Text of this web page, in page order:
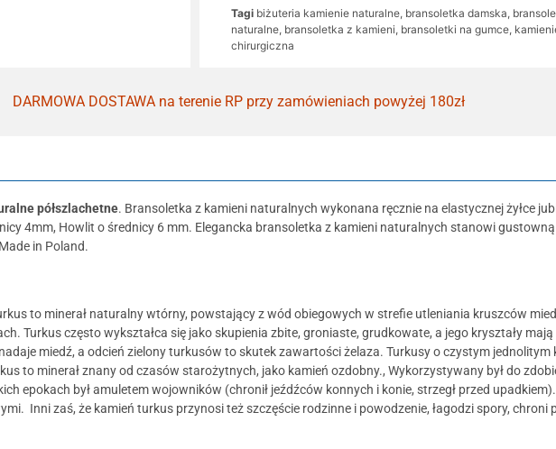
Tagi biżuteria kamienie naturalne bransoletka damska
naturalne bransoletka z kamieni bransoletki na gumce
chirurgiczna
DARMOWA DOSTAWA na terenie RP przy zamówieniach powyżej 180zł
półszlachetne. Bransoletka z kamieni naturalnych wykonana ręcznie na elastycznej żyłce
4mm, Howlit o średnicy 6 mm. Elegancka bransoletka z kamieni naturalnych stanowi
in Poland.
to minerał naturalny wtórny, powstający z wód obiegowych w strefie utleniania kruszców
Turkus często wykształca się jako skupienia zbite, groniaste, grudkowate, a jego kryształy
miedź, a odcień zielony turkusów to skutek zawartości żelaza. Turkusy o czystym jednolitym
to minerał znany od czasów starożytnych, jako kamień ozdobny., Wykorzystywany był do
epokach był amuletem wojowników (chronił jeźdźców konnych i konie, strzegł przed
Inni zaś, że kamień turkus przynosi też szczęście rodzinne i powodzenie, łagodzi spory, chroni